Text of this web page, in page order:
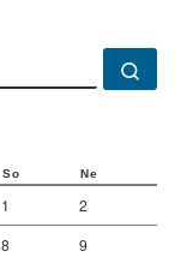
So Ne
1
2
8
9